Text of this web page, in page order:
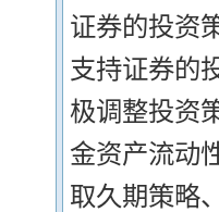
证券的投资
支持证券的
极调整投资
金资产流动
取久期策略